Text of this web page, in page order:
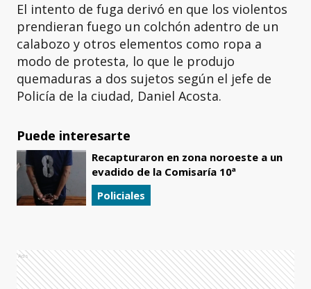
El intento de fuga derivó en que los violentos
prendieran fuego un colchón adentro de un
calabozo y otros elementos como ropa a
modo de protesta, lo que le produjo
quemaduras a dos sujetos según el jefe de
Policía de la ciudad, Daniel Acosta.
Puede interesarte
Recapturaron en zona noroeste a un
evadido de la Comisaría 10ª
Policiales
Ads